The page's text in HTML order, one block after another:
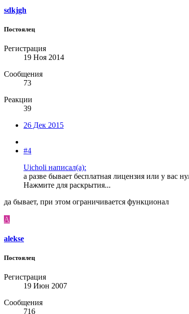
sdkjgh
Постоялец
Регистрация
19 Ноя 2014
Сообщения
73
Реакции
39
26 Дек 2015
#4
Uicholi написал(а):
а разве бывает бесплатная лицензия или у вас
Нажмите для раскрытия...
да бывает, при этом ограничивается функционал
A
alekse
Постоялец
Регистрация
19 Июн 2007
Сообщения
716